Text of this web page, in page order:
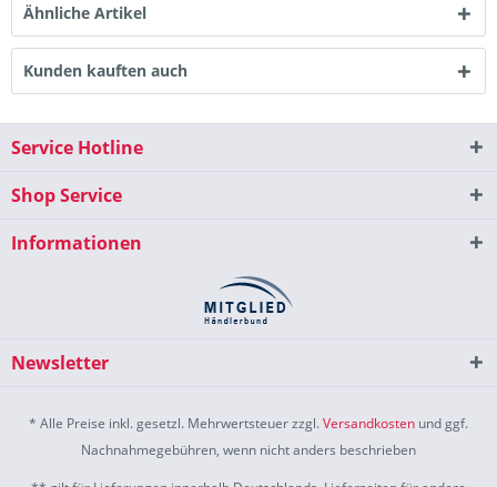
Ähnliche Artikel
Kunden kauften auch
Service Hotline
Shop Service
Informationen
Newsletter
* Alle Preise inkl. gesetzl. Mehrwertsteuer zzgl.Versandkosten und ggf.
Nachnahmegebühren, wenn nicht anders beschrieben